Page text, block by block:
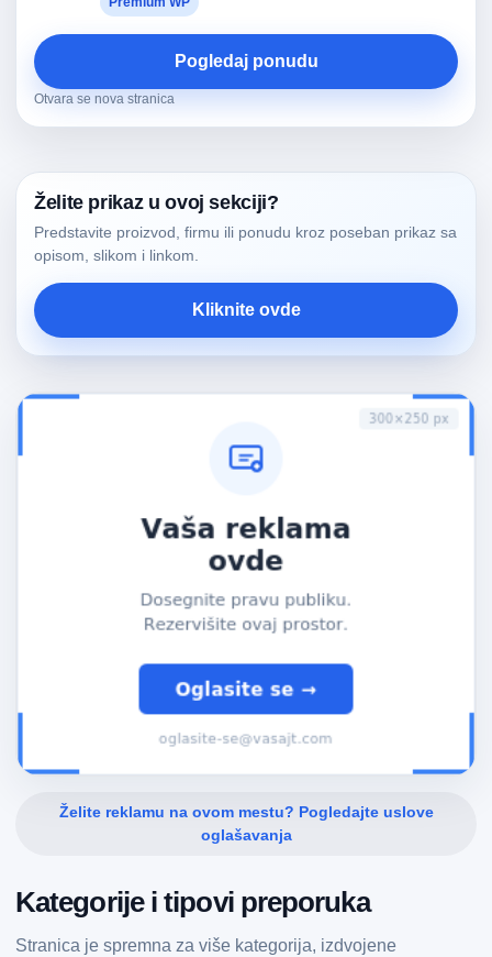
Pogledaj ponudu
Otvara se nova stranica
Želite prikaz u ovoj sekciji?
Predstavite proizvod, firmu ili ponudu kroz poseban prikaz sa
opisom, slikom i linkom.
Kliknite ovde
Želite reklamu na ovom mestu? Pogledajte uslove
oglašavanja
Kategorije i tipovi preporuka
Stranica je spremna za više kategorija, izdvojene